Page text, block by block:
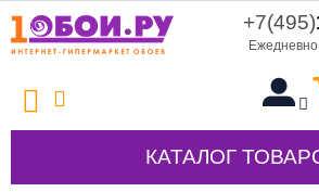
+7(495)
КАТАЛОГ